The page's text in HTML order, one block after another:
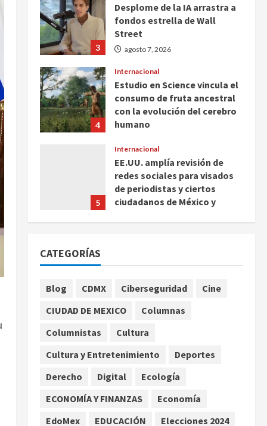
3
Desplome de la IA arrastra a
fondos estrella de Wall
Street
agosto 7, 2026
4
Internacional
Estudio en Science vincula el
consumo de fruta ancestral
con la evolución del cerebro
humano
5
Internacional
EE.UU. amplía revisión de
redes sociales para visados
de periodistas y ciertos
ciudadanos de México y
Morelia
2
Lotería Nacional emite
billete por centenario de la
México
agosto 7, 2026
Internacional Portada
Desplome de la IA arrastra a
Street
CATEGORÍAS
Blog CDMX Ciberseguridad
Cine
CIUDAD DE MEXICO
Columnas
Columnistas
Cultura
Cultura y Entretenimiento
Deportes
Derecho
Digital
Ecología
ECONOMÍA Y FINANZAS
Economía
EdoMex
EDUCACIÓN
Elecciones 2024